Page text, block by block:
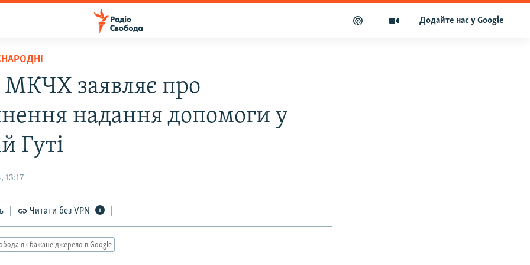
Додайте нас у Google
МКЧХ заявляє про
надання допомоги у
Гуті
13:17
Читати без VPN
як бажане джерело в Google